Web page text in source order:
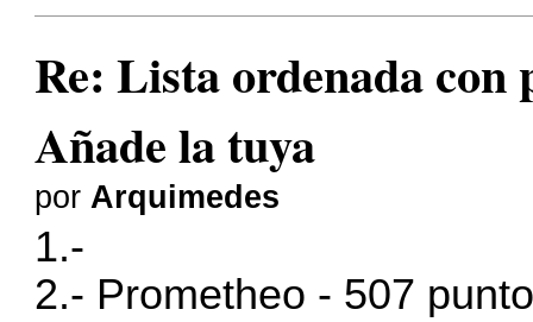
Re: Lista ordenada
Añade la tuya
por Arquimedes
1.-
2.- Prometheo - 507